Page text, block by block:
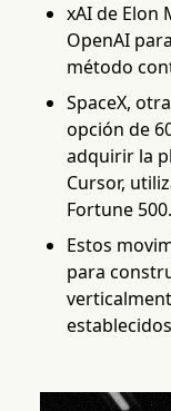
xAI de Elon
OpenAI
método
SpaceX,
opción de
adquirir la
Cursor,
Fortune 500.
Estos
para